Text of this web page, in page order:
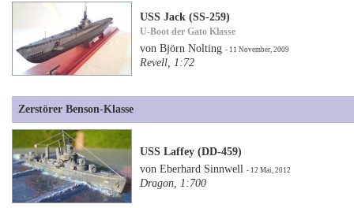
USS Jack (SS-259)
U-Boot der Gato Klasse
von Björn Nolting- 11 November, 2009
Revell, 1:72
Zerstörer Benson-Klasse
USS Laffey (DD-459)
von Eberhard Sinnwell- 12 Mai, 2012
Dragon, 1:700